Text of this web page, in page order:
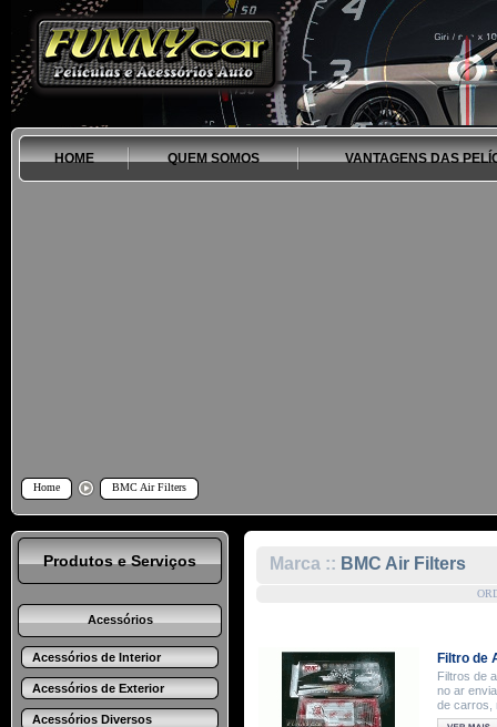
HOME QUEM SOMOS VANTAGENS DAS
Home BMC Air Filters
Produtos e Serviços
Acessórios
Acessórios de Interior
Acessórios de Exterior
Acessórios Diversos
Marca :: BMC Air Filters
Filtro de
Filtros de
no ar
de carros,